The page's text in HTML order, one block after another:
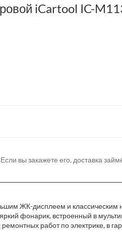
iCartool IC-
вы закажете его, доставка
ЖК-дисплеем и
фонарик, встроенный в
работ по электрике, в